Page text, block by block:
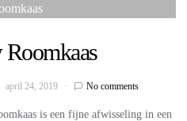
Roomkaas
april 24, 2019 No comments
is een fijne afwisseling in een